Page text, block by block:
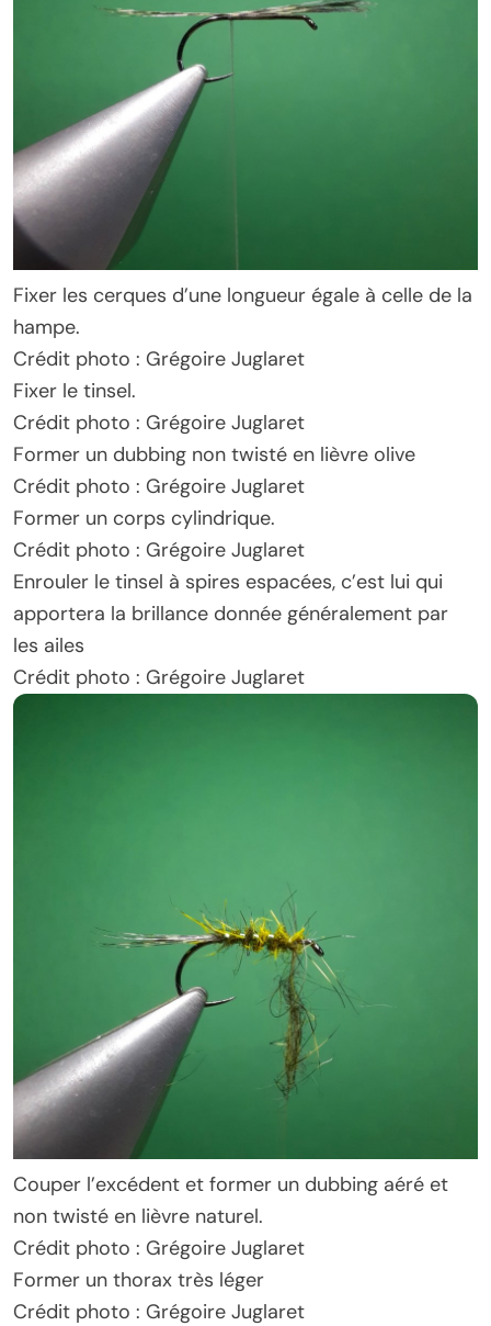
Fixer les cerques d’une longueur égale à celle de la
hampe.
Crédit photo : Grégoire Juglaret
Fixer le tinsel.
Crédit photo : Grégoire Juglaret
Former un dubbing non twisté en lièvre olive
Crédit photo : Grégoire Juglaret
Former un corps cylindrique.
Crédit photo : Grégoire Juglaret
Enrouler le tinsel à spires espacées, c’est lui qui
apportera la brillance donnée généralement par
les ailes
Crédit photo : Grégoire Juglaret
Couper l’excédent et former un dubbing aéré et
non twisté en lièvre naturel.
Crédit photo : Grégoire Juglaret
Former un thorax très léger
Crédit photo : Grégoire Juglaret